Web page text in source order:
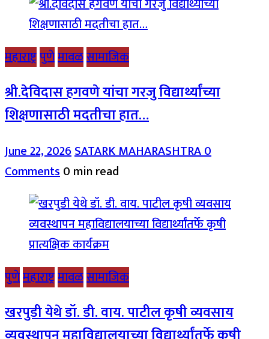
महाराष्ट्रपुणेमावळसामाजिक
श्री.देविदास हगवणे यांचा गरजु विद्यार्थ्यांच्या
शिक्षणासाठी मदतीचा हात…
June 22, 2026SATARK MAHARASHTRA0
Comments0 min read
पुणेमहाराष्ट्रमावळसामाजिक
खरपुडी येथे डॉ. डी. वाय. पाटील कृषी व्यवसाय